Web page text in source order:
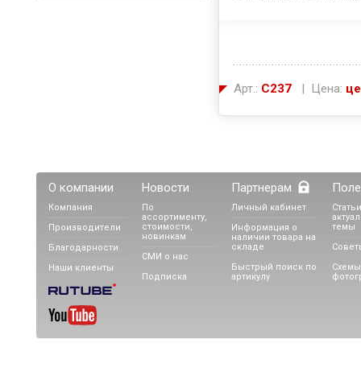
Арт.: C237 | Цена:
О компании
Компания
Производители
Благодарности
Наши клиенты
Новости
По
ассортименту,
стоимости,
новинкам
СМИ о нас
Подписка
Партнерам
Личный кабинет
Информация о
наличии товара на
складе
Быстрый поиск по
артикулу
темы